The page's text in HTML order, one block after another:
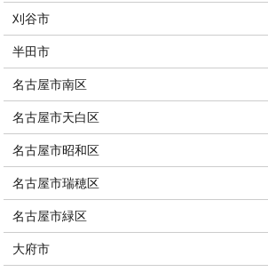
刈谷市
半田市
名古屋市南区
名古屋市天白区
名古屋市昭和区
名古屋市瑞穂区
名古屋市緑区
大府市